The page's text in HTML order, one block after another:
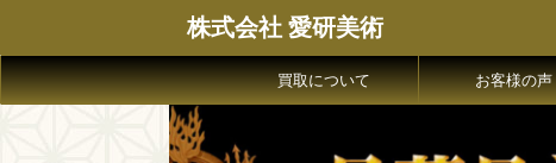
株式会社 愛研美術
買取について お客様の声